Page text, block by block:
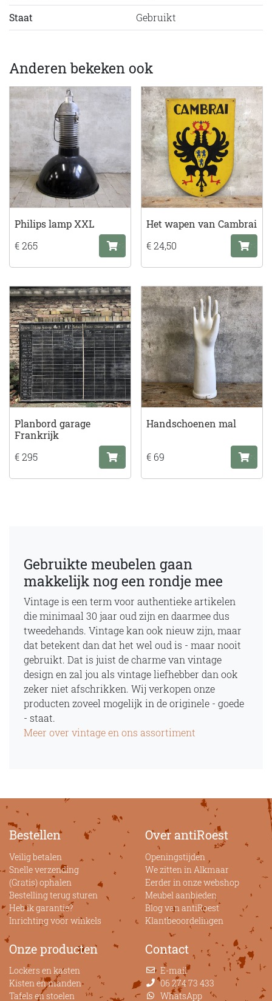
Staat
Gebruikt
Anderen bekeken ook
Philips lamp XXL
€ 265
Het wapen van Cambrai
€ 24,50
Planbord garage
Frankrijk
€ 295
Handschoenen mal
€ 69
Gebruikte meubelen gaan
makkelijk nog een rondje mee
Vintage is een term voor authentieke artikelen
die minimaal 30 jaar oud zijn en daarmee dus
tweedehands. Vintage kan ook nieuw zijn, maar
dat betekent dan dat het wel oud is - maar nooit
gebruikt. Dat is juist de charme van vintage
design en zal jou als vintage liefhebber dan ook
zeker niet afschrikken. Wij verkopen onze
producten zoveel mogelijk in de originele - goede
- staat.
Meer over vintage en ons assortiment
Bestellen
Veilig betalen
Snelle verzending
(Gratis) ophalen
Bestelling terug sturen
Heb ik garantie?
Inrichting voor winkels
Over antiRoest
Openingstijden
We zitten in Alkmaar
Eerder in onze webshop
Meubel aanbieden
Blog van antiRoest
Klantbeoordelingen
Onze producten
Lockers en kasten
Kisten en manden
Tafels en stoelen
Contact
E-mail
06 274 73 433
WhatsApp